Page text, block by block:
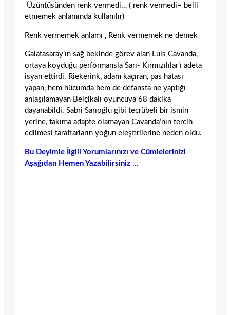
Üzüntüsünden renk vermedi… ( renk vermedi= belli
etmemek anlamında kullanılır)
Renk vermemek anlamı , Renk vermemek ne demek
Galatasaray’ın sağ bekinde görev alan Luis Cavanda,
ortaya koyduğu performansla Sarı- Kırmızılılar’ı adeta
isyan ettirdi. Riekerink, adam kaçıran, pas hatası
yapan, hem hücumda hem de defansta ne yaptığı
anlaşılamayan Belçikalı oyuncuya 68 dakika
dayanabildi. Sabri Sarıoğlu gibi tecrübeli bir ismin
yerine, takıma adapte olamayan Cavanda’nın tercih
edilmesi taraftarların yoğun eleştirilerine neden oldu.
Bu Deyimle İlgili Yorumlarınızı ve Cümlelerinizi
Aşağıdan Hemen Yazabilirsiniz …